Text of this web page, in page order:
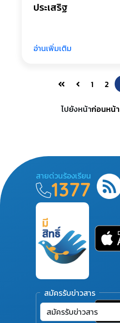
ประเสริฐ
อ่านเพิ่มเติม
1 2
ไปยังหน้าก่อนหน้า
สายด่วนร้องเรียน
1377
สมัครรับข่าวสาร